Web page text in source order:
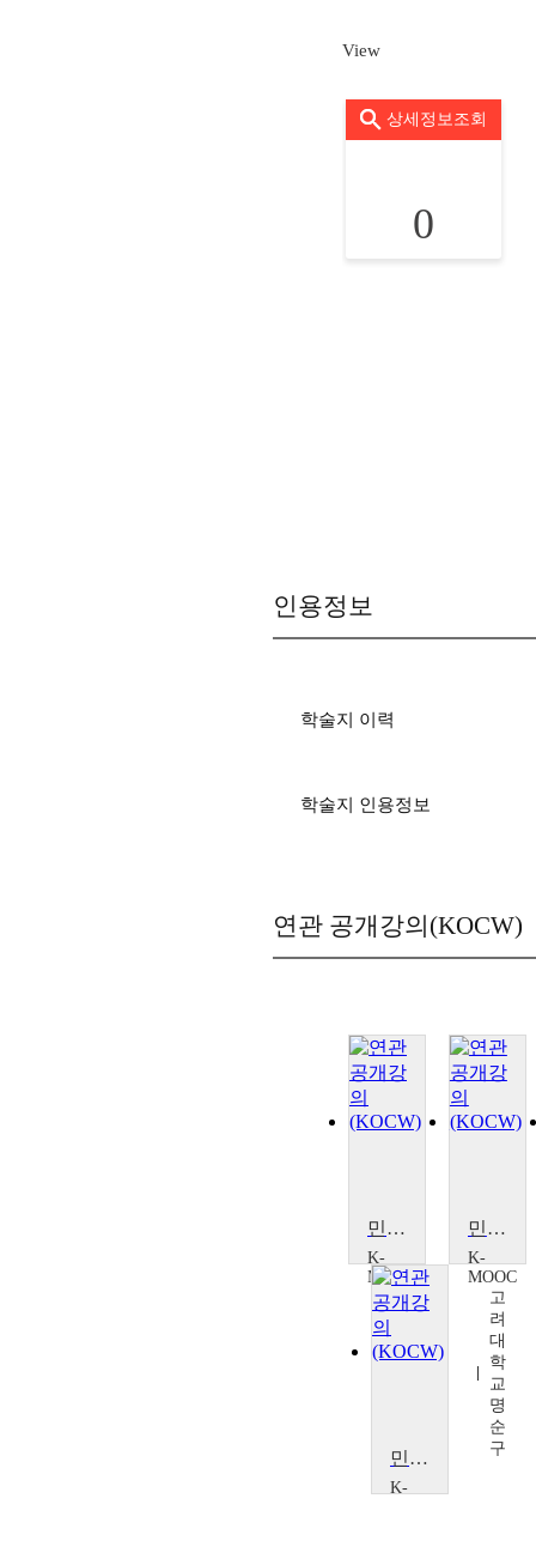
View
상세정보조회
0
인용정보
학술지 이력
학술지 인용정보
연관 공개강의(KOCW)
민법학입문
K-
MOOC
고
대
학
구
민법학입문
K-
MOOC
고
려
대
학
교
명
순
구
민법학입문
K-